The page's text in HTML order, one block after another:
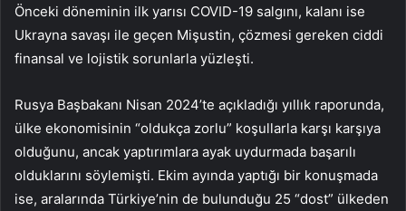
Önceki döneminin ilk yarısı COVID-19 salgını, kalanı ise
Ukrayna savaşı ile geçen Mişustin, çözmesi gereken ciddi
finansal ve lojistik sorunlarla yüzleşti.
Rusya Başbakanı Nisan 2024’te açıkladığı yıllık raporunda,
ülke ekonomisinin “oldukça zorlu” koşullarla karşı karşıya
olduğunu, ancak yaptırımlara ayak uydurmada başarılı
olduklarını söylemişti. Ekim ayında yaptığı bir konuşmada
ise, aralarında Türkiye’nin de bulunduğu 25 “dost” ülkeden